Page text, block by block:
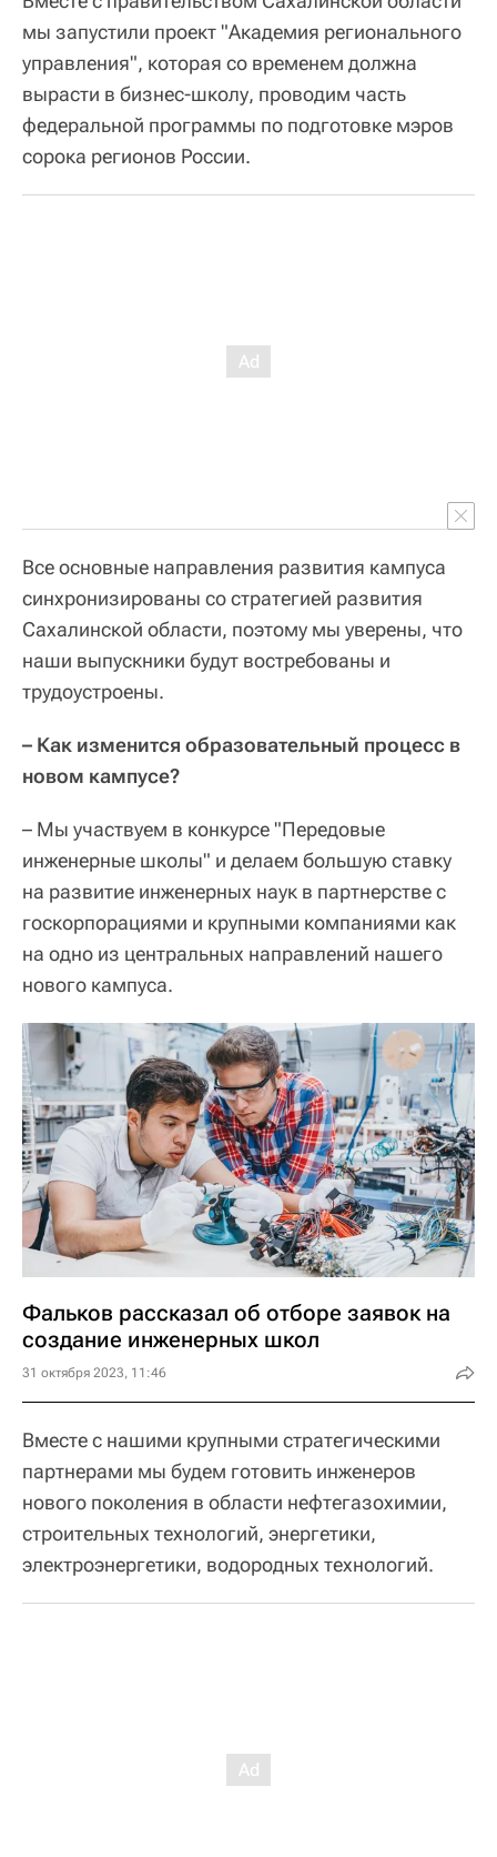
мы запустили проект "Академия регионального
управления", которая со временем должна
вырасти в бизнес-школу, проводим часть
федеральной программы по подготовке мэров
сорока регионов России.
Все основные направления развития кампуса
синхронизированы со стратегией развития
Сахалинской области, поэтому мы уверены, что
наши выпускники будут востребованы и
трудоустроены.
– Как изменится образовательный процесс в
новом кампусе?
– Мы участвуем в конкурсе "Передовые
инженерные школы" и делаем большую ставку
на развитие инженерных наук в партнерстве с
госкорпорациями и крупными компаниями как
на одно из центральных направлений нашего
нового кампуса.
Фальков рассказал об отборе заявок на
создание инженерных школ
31 октября 2023, 11:46
Вместе с нашими крупными стратегическими
партнерами мы будем готовить инженеров
нового поколения в области нефтегазохимии,
строительных технологий, энергетики,
электроэнергетики, водородных технологий.